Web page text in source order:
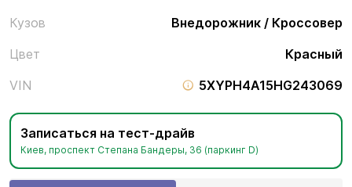
Кузов
Внедорожник / Кроссовер
Цвет
Красный
VIN
5XYPH4A15HG243069
Записаться на тест-драйв
Киев, проспект Степана Бандеры, 36 (паркинг D)